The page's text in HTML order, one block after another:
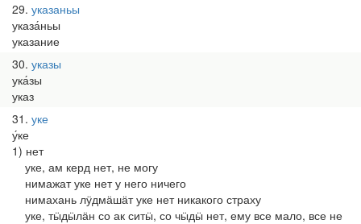
29 указаньы
указа́ньы
указание
30 указы
ука́зы
указ
31 уке
у́ке
1) нет
уке, ам керд нет, не могу
нимажат уке нет у него ничего
нимахань лӱдмӓшӓт уке нет никакого страху
уке, тӹдӹлӓн со ак ситӹ, со чӹдӹ нет, ему все мало, все не